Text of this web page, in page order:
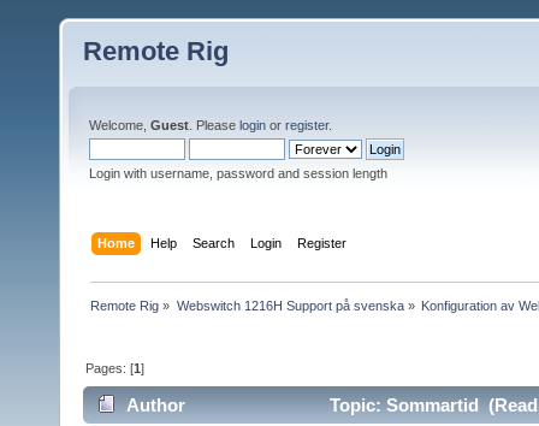
Remote Rig
Welcome, Guest . Please login or register.
Login with username, password and session length
Home Help Search Login Register
Remote Rig » Webswitch 1216H Support på svenska» Konfiguration av
Pages: [1]
Author Topic: Sommartid (Read